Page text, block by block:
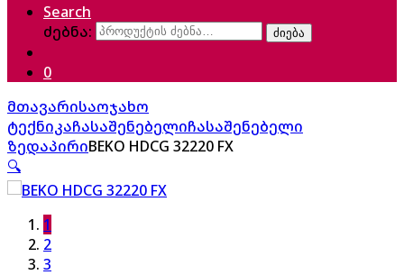
Search
ძებნა:
ძიება
0
მთავარისაოჯახო
ტექნიკაჩასაშენებელიჩასაშენებელი
ზედაპირიBEKO HDCG 32220 FX
🔍
1
2
3